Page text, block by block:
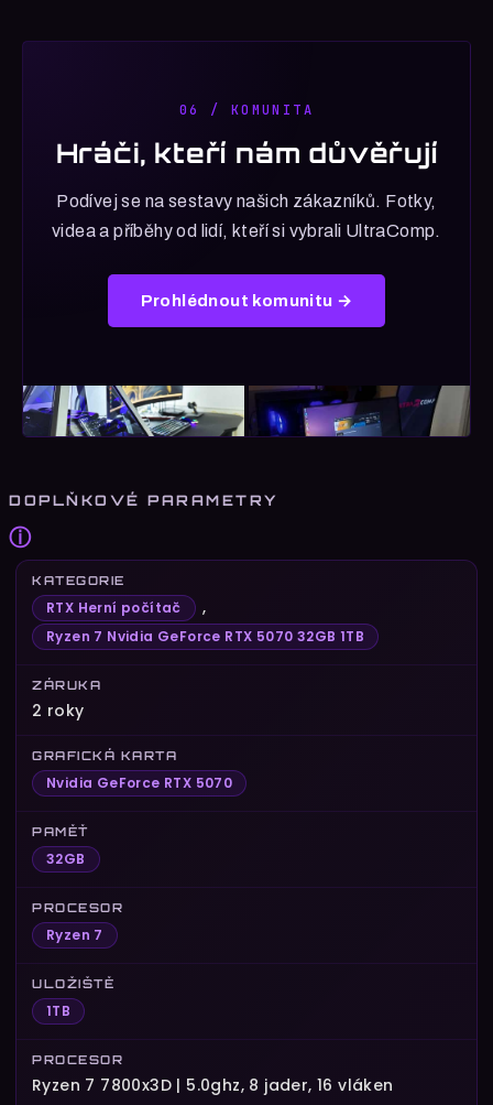
06 / KOMUNITA
Hráči, kteří nám důvěřují
Podívej se na sestavy našich zákazníků. Fotky,
videa a příběhy od lidí, kteří si vybrali UltraComp.
Prohlédnout komunitu →
DOPLŇKOVÉ PARAMETRY
ⓘ
KATEGORIE
RTX Herní počítač ,
Ryzen 7 Nvidia GeForce RTX 5070 32GB 1TB
ZÁRUKA
2 roky
GRAFICKÁ KARTA
Nvidia GeForce RTX 5070
PAMĚŤ
32GB
PROCESOR
Ryzen 7
ULOŽIŠTĚ
1TB
PROCESOR
Ryzen 7 7800x3D | 5.0ghz, 8 jader, 16 vláken